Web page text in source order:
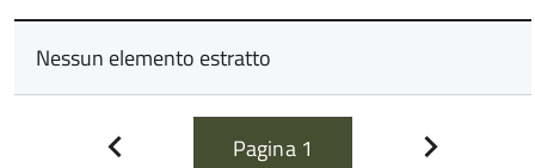
Nessun elemento estratto
Pagina1